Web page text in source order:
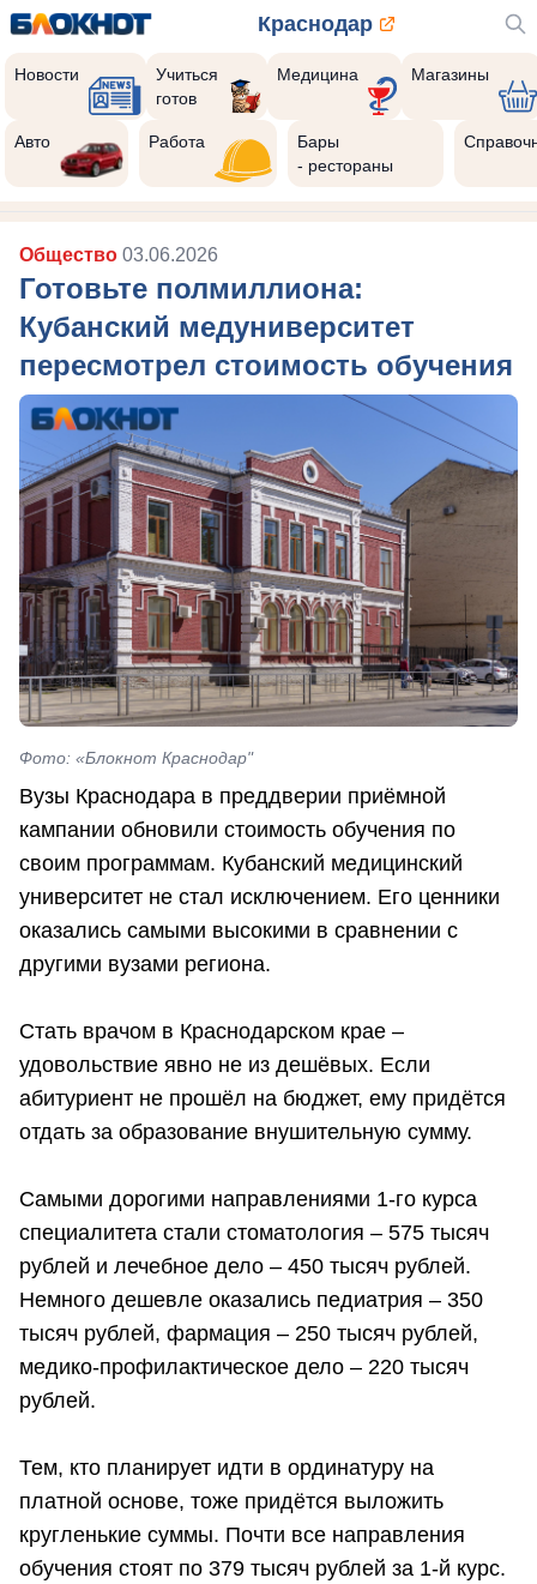
Краснодар
Новости
Учиться
готов
Медицина Магазины
Авто Работа
Бары
- рестораны
Общество 03.06.2026
Готовьте полмиллиона:
Кубанский медуниверситет
пересмотрел стоимость обучения
Фото: «Блокнот Краснодар"
Вузы Краснодара в преддверии приёмной
кампании обновили стоимость обучения по
своим программам. Кубанский медицинский
университет не стал исключением. Его ценники
оказались самыми высокими в сравнении с
другими вузами региона.
Стать врачом в Краснодарском крае –
удовольствие явно не из дешёвых. Если
абитуриент не прошёл на бюджет, ему придётся
отдать за образование внушительную сумму.
Самыми дорогими направлениями 1-го курса
специалитета стали стоматология – 575 тысяч
рублей и лечебное дело – 450 тысяч рублей.
Немного дешевле оказались педиатрия – 350
тысяч рублей, фармация – 250 тысяч рублей,
медико-профилактическое дело – 220 тысяч
рублей.
Тем, кто планирует идти в ординатуру на
платной основе, тоже придётся выложить
кругленькие суммы. Почти все направления
обучения стоят по 379 тысяч рублей за 1-й курс.